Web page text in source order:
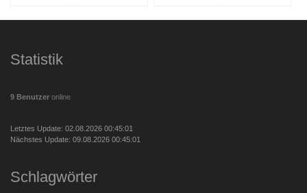
Statistik
9 Benutzer online
Letztes Update: 02.08.2026 00:45:01
Nächstes Update: 09.08.2026 00:45:01
Schlagwörter